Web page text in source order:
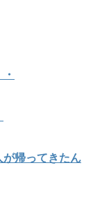
が帰ってきたん